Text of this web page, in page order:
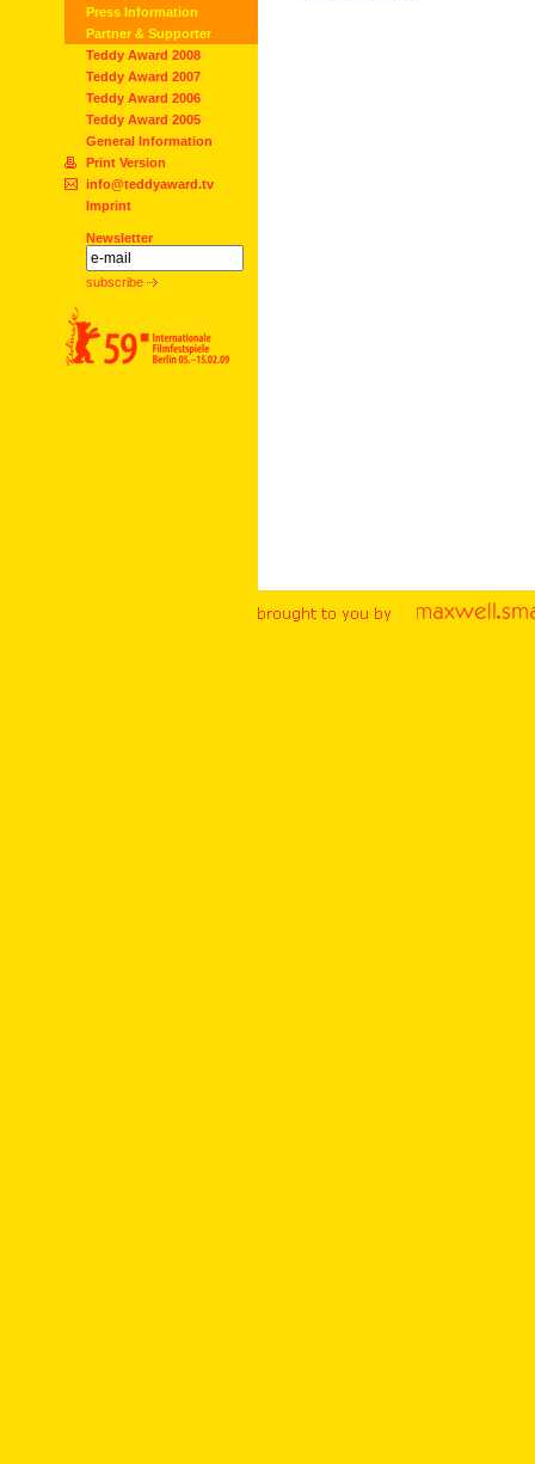
Press Information
Partner & Supporter
Teddy Award 2008
Teddy Award 2007
Teddy Award 2006
Teddy Award 2005
General Information
Print Version
info@teddyaward.tv
Imprint
Newsletter
subscribe